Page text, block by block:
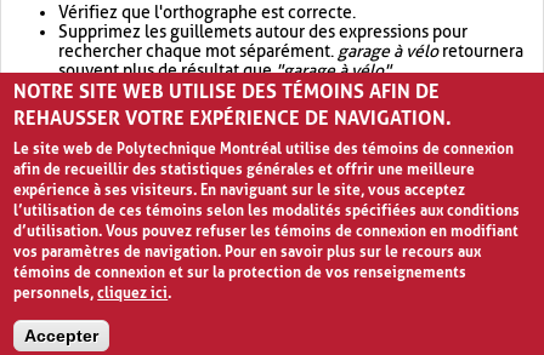
Vérifiez que l'orthographe est correcte.
Supprimez les guillemets autour des expressions pour
rechercher chaque mot séparément. garage à véloretournera
souvent plus de résultat que"garage à vélo".
Envisagez d'élargir votre recherche avec OR.garage OR vélo
retournera souvent plus de résultat quegarage à vélo
NOTRE SITE WEB UTILISE DES TÉMOINS AFIN DE
REHAUSSER VOTRE EXPÉRIENCE DE NAVIGATION.
Le site web de Polytechnique Montréal utilise des témoins de connexion
afin de recueillir des statistiques générales et offrir une meilleure
expérience à ses visiteurs. En naviguant sur le site, vous acceptez
l’utilisation de ces témoins selon les modalités spécifiées aux conditions
d’utilisation. Vous pouvez refuser les témoins de connexion en modifiant
vos paramètres de navigation. Pour en savoir plus sur le recours aux
témoins de connexion et sur la protection de vos renseignements
personnels,cliquez ici.
Accepter